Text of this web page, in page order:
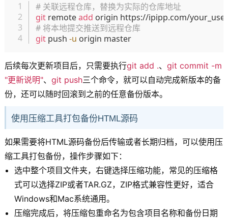
# 关联远程仓库，替换为实际的仓库地址
git remote add
# 将本地提交推送到远程仓库
git push -u origin master
后续每次更新项目后，只需要执行git add .、 git commit -m
"更新说明"、 git push三个命令，就可以自动完成新版本的备
份，还可以随时回滚到之前的任意备份版本。
使用压缩工具打包备份HTML源码
如果需要将HTML源码备份后传输或者长期归档，可以使用压
缩工具打包备份，操作步骤如下：
选中整个项目文件夹，右键选择压缩功能，常见的压缩格
式可以选择ZIP或者TAR.GZ，ZIP格式兼容性更好，适合
Windows和Mac系统通用。
压缩完成后，将压缩包重命名为包含项目名称和备份日期